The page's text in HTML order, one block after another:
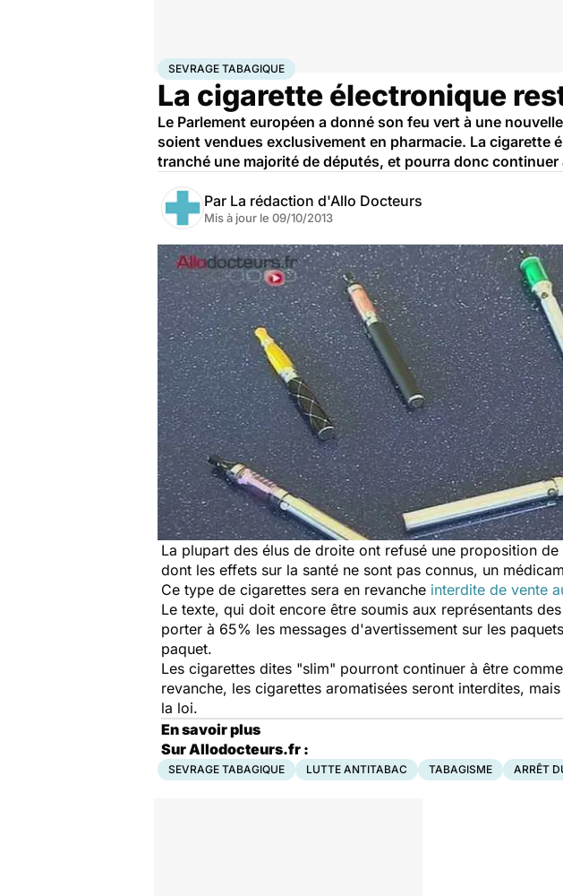
AccueilSantéMaladiesSevrage tabagique
SEVRAGE TABAGIQUE
La cigarette électronique
Le Parlement européen a donné son feu vert à une
soient vendues exclusivement en pharmacie. La cigarette
tranché une majorité de députés, et pourra donc
Par La rédaction d'Allo Docteurs
Mis à jour le 09/10/2013
La plupart des élus de droite ont refusé une proposition
dont les effets sur la santé ne sont pas connus, un
Ce type de cigarettes sera en revanche interdite de vente
Le texte, qui doit encore être soumis aux représentants
porter à 65% les messages d'avertissement sur les
paquet.
Les cigarettes dites "slim" pourront continuer à être
revanche, les cigarettes aromatisées seront interdites,
la loi.
En savoir plus
Sur Allodocteurs.fr :
SEVRAGE TABAGIQUE LUTTE ANTITABAC TABAGISME ARRÊT